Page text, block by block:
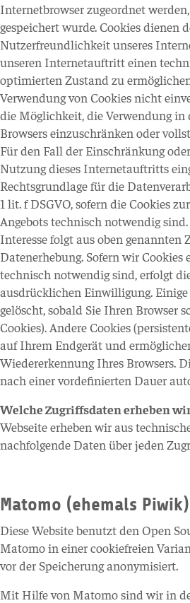
Internetbrowser zugeordnet
gespeichert wurde. Cookies dienen
Nutzerfreundlichkeit unseres
unseren Internetauftritt einen
optimierten Zustand zu
Verwendung von Cookies nicht
die Möglichkeit, die Verwendung in
Browsers einzuschränken oder
Für den Fall der Einschränkung
Nutzung dieses Internetauftritts
Rechtsgrundlage für die
1 lit. f DSGVO, sofern die Cookies
Angebots technisch notwendig
Interesse folgt aus oben genannten
Datenerhebung. Sofern wir Cookies
technisch notwendig sind, erfolgt
ausdrücklichen Einwilligung. Einige
gelöscht, sobald Sie Ihren Browser
Cookies). Andere Cookies
auf Ihrem Endgerät und
Wiedererkennung Ihres Browsers.
nach einer vordefinierten Dauer
Welche Zugriffsdaten erheben
Webseite erheben wir aus
nachfolgende Daten über jeden
Matomo (ehemals Piwik)
Diese Website benutzt den Open
Matomo in einer cookiefreien
vor der Speicherung anonymisiert.
Mit Hilfe von Matomo sind wir in